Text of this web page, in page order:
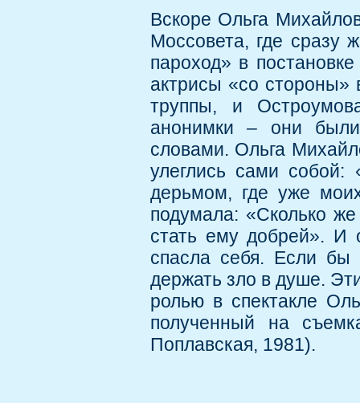
Вскоре Ольга
Моссовета, где сразу
пароход» в
актрисы «со стороны»
труппы, и
анонимки – они
словами. Ольга
улеглись сами
дерьмом, где уже
подумала: «Сколько
стать ему добрей». И
спасла себя. Если
держать зло в душе.
ролью в спектакле
полученный на
Поплавская, 1981).